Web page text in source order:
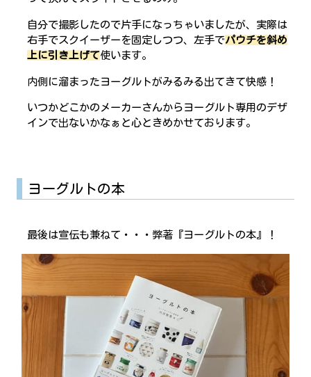
自分で撮影したので片手になっちゃいましたが、実際は
右手でスクイーザーを固定しつつ、左手でパウチを斜め
上に引き上げて使います。
内側に溜まったヨーグルトがみるみる出てきて快感！
いつかどこかのメーカーさんからヨーグルト専用のデザ
インで出ないかなぁと心ときめかせております。
ヨーグルトの本
最後は宣伝も兼ねて・・・弊著『ヨーグルトの本』！